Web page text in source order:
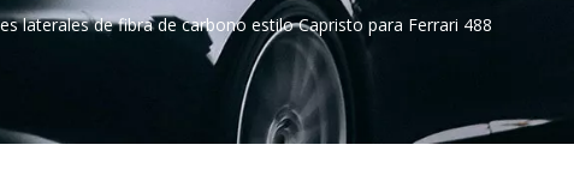
laterales de fibra de carbono estilo Capristo para Ferrari 488